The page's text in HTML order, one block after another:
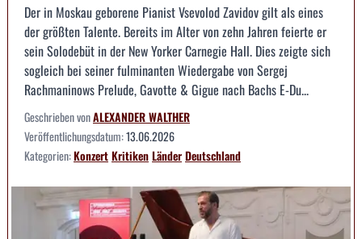
Der in Moskau geborene Pianist Vsevolod Zavidov gilt als eines
der größten Talente. Bereits im Alter von zehn Jahren feierte er
sein Solodebüt in der New Yorker Carnegie Hall. Dies zeigte sich
sogleich bei seiner fulminanten Wiedergabe von Sergej
Rachmaninows Prelude, Gavotte & Gigue nach Bachs E-Du...
Geschrieben vonALEXANDER WALTHER
Veröffentlichungsdatum:13.06.2026
Kategorien:KonzertKritikenLänderDeutschland